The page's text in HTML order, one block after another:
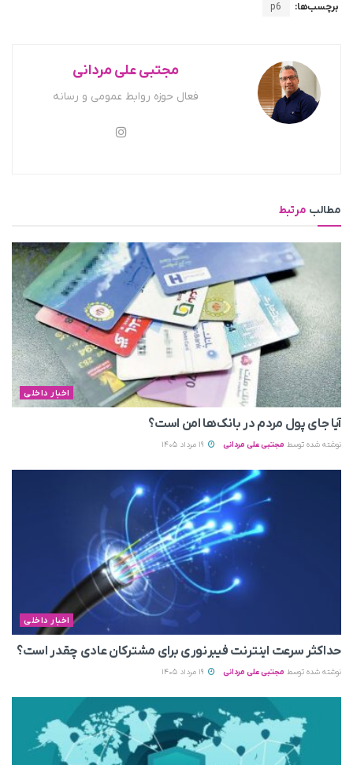
برچسب‌ها: p6
مجتبی علی مردانی
فعال حوزه روابط عمومی و رسانه
مطالب مرتبط
اخبار داخلی
آیا جای پول مردم در بانک‌ها امن است؟
نوشته شده توسط مجتبی علی مردانی
اخبار داخلی
حداکثر سرعت اینترنت فیبرنوری برای مشترکان عادی چقدر است؟
نوشته شده توسط مجتبی علی مردانی